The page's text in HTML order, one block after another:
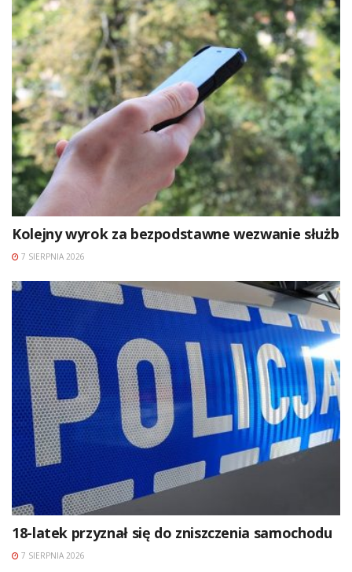
Kolejny wyrok za bezpodstawne wezwanie służb
7 SIERPNIA 2026
18-latek przyznał się do zniszczenia samochodu
7 SIERPNIA 2026